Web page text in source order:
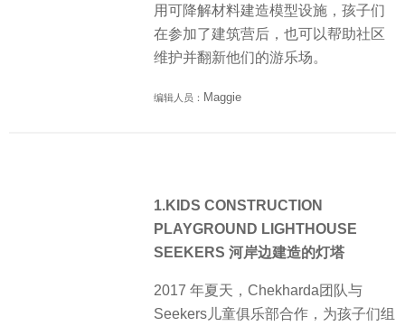
用可降解材料建造模型设施，孩子们
在参加了建筑营后，也可以帮助社区
维护并翻新他们的游乐场。
编辑人员： Maggie
1.KIDS CONSTRUCTION
PLAYGROUND LIGHTHOUSE
SEEKERS 河岸边建造的灯塔
2017 年夏天，Chekharda团队与
Seekers儿童俱乐部合作，为孩子们组